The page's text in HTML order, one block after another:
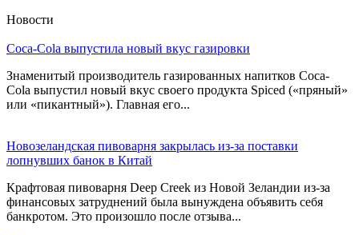
Новости
Coca-Cola выпустила новый вкус газировки
Знаменитый производитель газированных напитков Coca-
Cola выпустил новый вкус своего продукта Spiced («пряный»
или «пикантный»). Главная его...
Новозеландская пивоварня закрылась из-за поставки
лопнувших банок в Китай
Крафтовая пивоварня Deep Creek из Новой Зеландии из-за
финансовых затруднений была вынуждена объявить себя
банкротом. Это произошло после отзыва...